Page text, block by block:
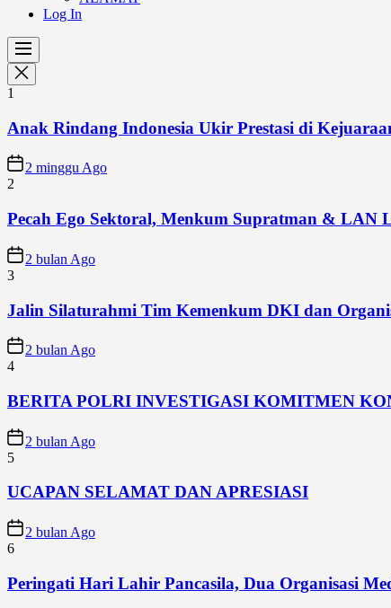
Log In
1
Anak Rindang Indonesia Ukir Prestasi di
2 minggu Ago
2
Pecah Ego Sektoral, Menkum Supratman &
2 bulan Ago
3
Jalin Silaturahmi Tim Kemenkum DKI dan
2 bulan Ago
4
BERITA POLRI INVESTIGASI KOMITMEN
2 bulan Ago
5
UCAPAN SELAMAT DAN APRESIASI
2 bulan Ago
6
Peringati Hari Lahir Pancasila, Dua Organisasi